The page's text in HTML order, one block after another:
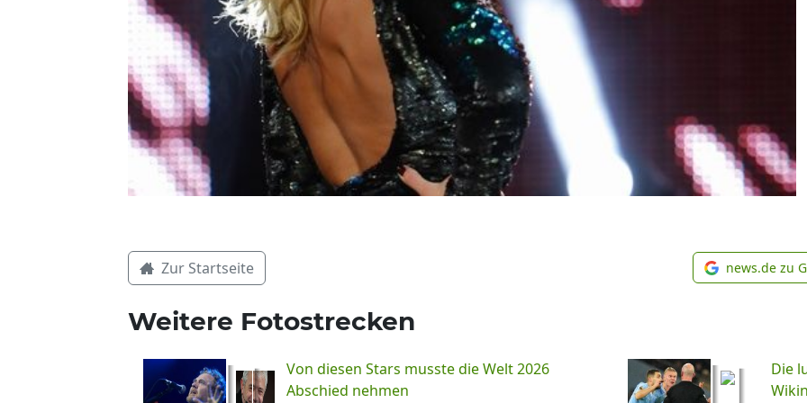
Zur Startseite news.de zu
Weitere Fotostrecken
Von diesen Stars musste die Welt 2026
Abschied nehmen
Die